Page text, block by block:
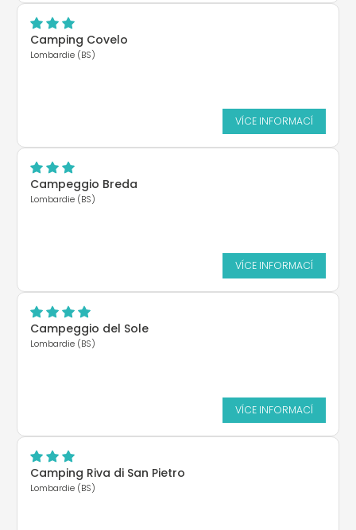
Camping Covelo
Lombardie (BS)
VÍCE INFORMACÍ
Campeggio Breda
Lombardie (BS)
VÍCE INFORMACÍ
Campeggio del Sole
Lombardie (BS)
VÍCE INFORMACÍ
Camping Riva di San Pietro
Lombardie (BS)